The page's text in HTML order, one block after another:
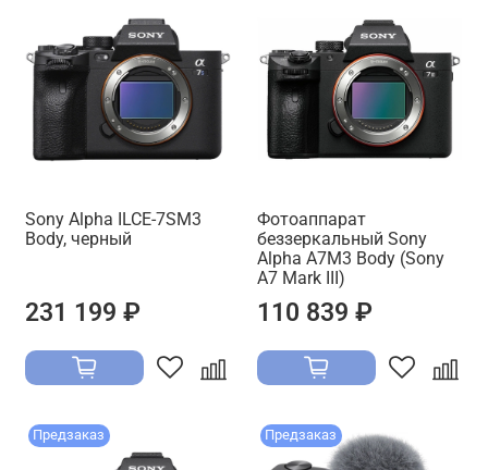
Sony Alpha ILCE-7SM3
Body, черный
231 199 ₽
Фотоаппарат
беззеркальный Sony
Alpha A7M3 Body (Sony
A7 Mark III)
110 839 ₽
Предзаказ Предзаказ